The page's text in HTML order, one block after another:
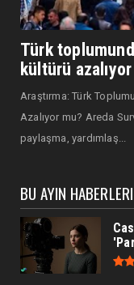
Türk
kültürü
Araştırma: Türk
Azalıyor mu? Areda
paylaşma, yardımlaş...
BU AYIN HABERLERI